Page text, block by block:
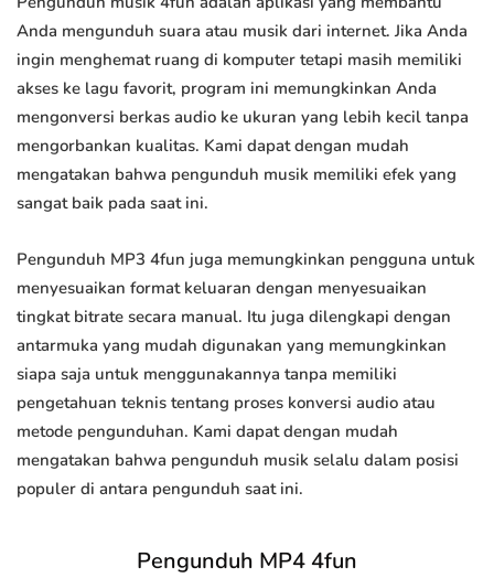
Anda mengunduh suara atau musik dari internet. Jika Anda
ingin menghemat ruang di komputer tetapi masih memiliki
akses ke lagu favorit, program ini memungkinkan Anda
mengonversi berkas audio ke ukuran yang lebih kecil tanpa
mengorbankan kualitas. Kami dapat dengan mudah
mengatakan bahwa pengunduh musik memiliki efek yang
sangat baik pada saat ini.
Pengunduh MP3 4fun juga memungkinkan pengguna untuk
menyesuaikan format keluaran dengan menyesuaikan
tingkat bitrate secara manual. Itu juga dilengkapi dengan
antarmuka yang mudah digunakan yang memungkinkan
siapa saja untuk menggunakannya tanpa memiliki
pengetahuan teknis tentang proses konversi audio atau
metode pengunduhan. Kami dapat dengan mudah
mengatakan bahwa pengunduh musik selalu dalam posisi
populer di antara pengunduh saat ini.
Pengunduh MP4 4fun